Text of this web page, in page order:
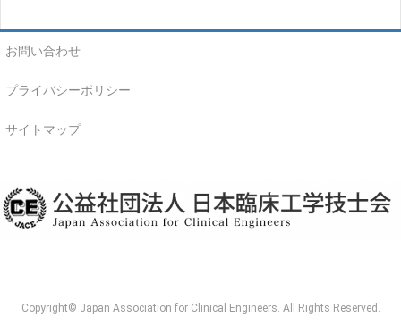
お問い合わせ
プライバシーポリシー
サイトマップ
Copyright© Japan Association for Clinical Engineers. All Rights Reserved.